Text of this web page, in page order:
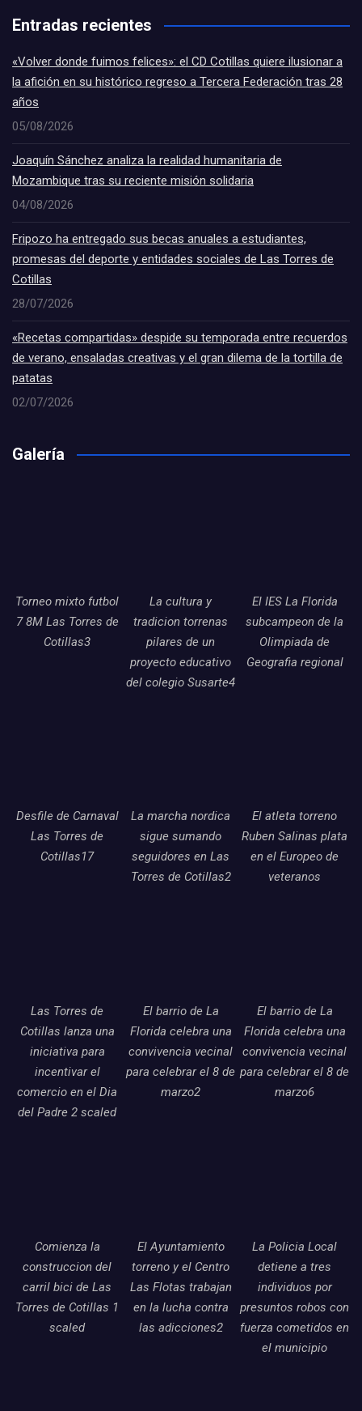
Entradas recientes
«Volver donde fuimos felices»: el CD Cotillas quiere ilusionar a
la afición en su histórico regreso a Tercera Federación tras 28
años
05/08/2026
Joaquín Sánchez analiza la realidad humanitaria de
Mozambique tras su reciente misión solidaria
04/08/2026
Fripozo ha entregado sus becas anuales a estudiantes,
promesas del deporte y entidades sociales de Las Torres de
Cotillas
28/07/2026
«Recetas compartidas» despide su temporada entre recuerdos
de verano, ensaladas creativas y el gran dilema de la tortilla de
patatas
02/07/2026
Galería
Torneo mixto futbol
7 8M Las Torres de
Cotillas3
La cultura y
tradicion torrenas
pilares de un
proyecto educativo
del colegio Susarte4
El IES La Florida
subcampeon de la
Olimpiada de
Geografia regional
Desfile de Carnaval
Las Torres de
Cotillas17
La marcha nordica
sigue sumando
seguidores en Las
Torres de Cotillas2
El atleta torreno
Ruben Salinas plata
en el Europeo de
veteranos
Las Torres de
Cotillas lanza una
iniciativa para
incentivar el
comercio en el Dia
del Padre 2 scaled
El barrio de La
Florida celebra una
convivencia vecinal
para celebrar el 8 de
marzo2
El barrio de La
Florida celebra una
convivencia vecinal
para celebrar el 8 de
marzo6
Comienza la
construccion del
carril bici de Las
Torres de Cotillas 1
scaled
El Ayuntamiento
torreno y el Centro
Las Flotas trabajan
en la lucha contra
las adicciones2
La Policia Local
detiene a tres
individuos por
presuntos robos con
fuerza cometidos en
el municipio